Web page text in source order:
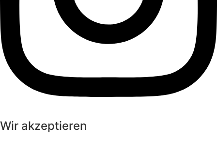
Wir akzeptieren